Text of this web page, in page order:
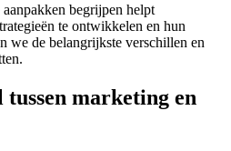
begrijpen helpt
te ontwikkelen en hun
we de belangrijkste verschillen en
marketing en